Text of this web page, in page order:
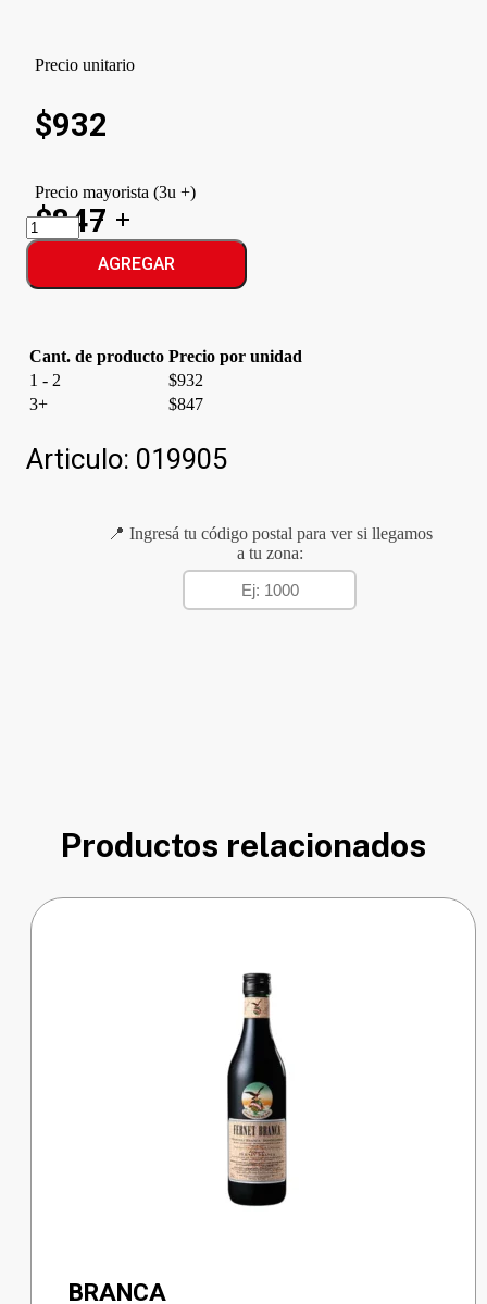
Precio unitario
$932
Precio mayorista (3u +)
$847
BORSA
LICOR
CHOCOLATEAGREGAR
Cant. de producto Precio por unidad
1 - 2
$932
3+
$847
Articulo: 019905
📍 Ingresá tu código postal para ver si llegamos
a tu zona:
Productos relacionados
BRANCA